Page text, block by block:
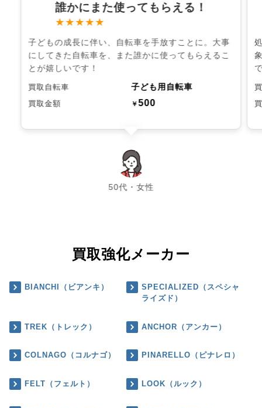
誰かにまた使ってもらえる！
★★★★★
子どもの成長に伴い、自転車を手放すことに。大事
にしてきた自転車を、また誰かに使ってもらえるこ
とが嬉しいです！
買取自転車 子ども用自転車
買取金額 ￥500
50代・女性
chevron_left chevron_right
買取強化メーカー
BIANCHI（ビアンキ）
SPECIALIZED（スペシャ
ライズド）
TREK（トレック） ANCHOR（アンカー）
COLNAGO（コルナゴ） PINARELLO（ピナレロ）
FELT（フェルト） LOOK（ルック）